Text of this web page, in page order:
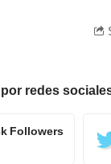
redes
Followers